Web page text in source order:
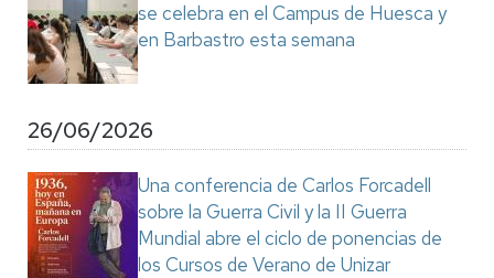
se celebra en el Campus de Huesca y
en Barbastro esta semana
26/06/2026
Una conferencia de Carlos Forcadell
sobre la Guerra Civil y la II Guerra
Mundial abre el ciclo de ponencias de
los Cursos de Verano de Unizar